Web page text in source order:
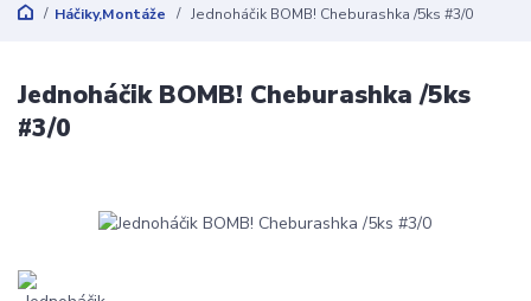
Háčiky,Montáže Jednoháčik BOMB! Cheburashka /5ks #3/0
Jednoháčik BOMB! Cheburashka /5ks
#3/0